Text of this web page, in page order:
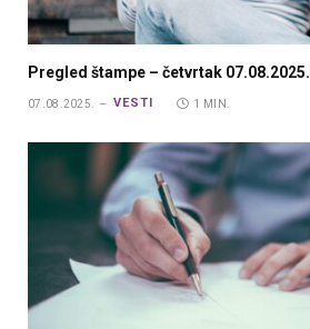
Pregled štampe – četvrtak 07.08.2025.
07.08.2025. VESTI 1 MIN.